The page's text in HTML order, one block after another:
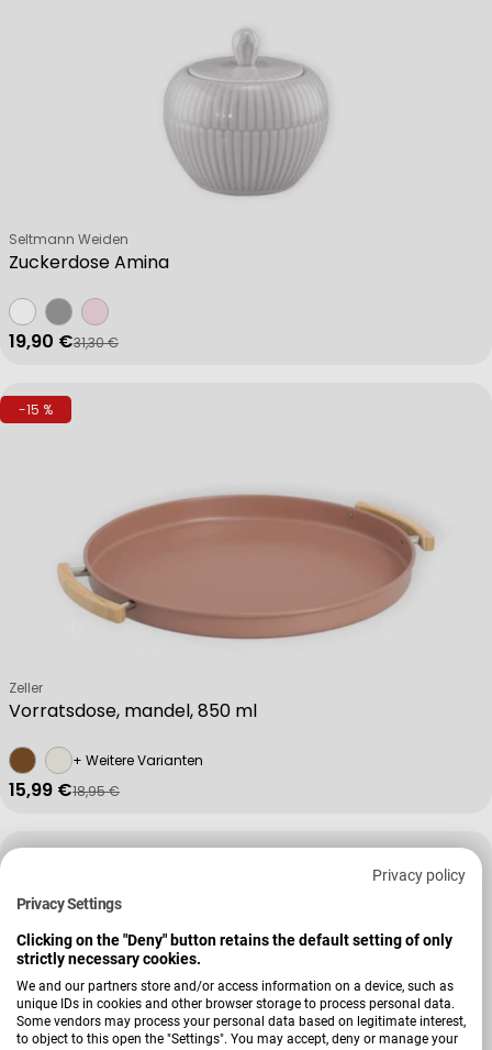
Privacy policy
Privacy Settings
Clicking on the "Deny" button retains the default setting of only
strictly necessary cookies.
We and our partners store and/or access information on a device, such as
unique IDs in cookies and other browser storage to process personal data.
Some vendors may process your personal data based on legitimate interest,
to object to this open the "Settings". You may accept, deny or manage your
Zuckerdose Amina
Verkäufer:
Seltmann Weiden
Verkaufspreis
19,90 €
Regulärer Preis
31,30 €
-15 %
Vorratsdose, mandel, 850 ml
Verkäufer:
Zeller
+ Weitere Varianten
Verkaufspreis
15,99 €
Regulärer Preis
18,95 €